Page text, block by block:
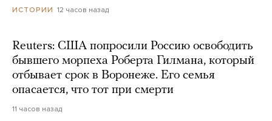
ИСТОРИИ 12 часов назад
Reuters: США попросили Россию освободить
бывшего морпеха Роберта Гилмана, который
отбывает срок в Воронеже. Его семья
опасается, что тот при смерти
11 часов назад